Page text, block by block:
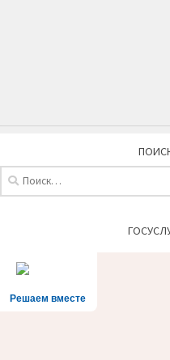
Решаем вместе